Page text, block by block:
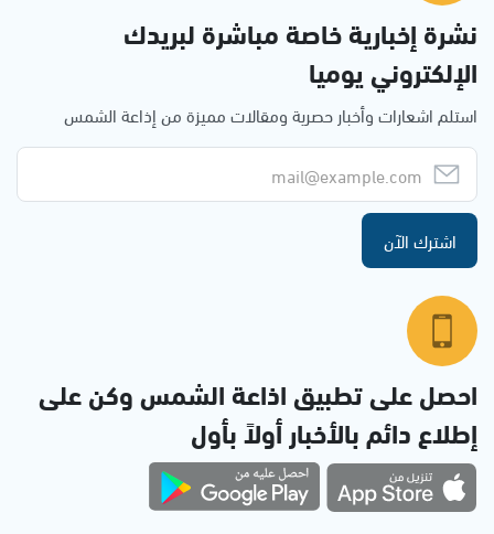
نشرة إخبارية خاصة مباشرة لبريدك
الإلكتروني يوميا
استلم اشعارات وأخبار حصرية ومقالات مميزة من إذاعة الشمس
اشترك الآن
احصل على تطبيق اذاعة الشمس وكن على
إطلاع دائم بالأخبار أولاً بأول